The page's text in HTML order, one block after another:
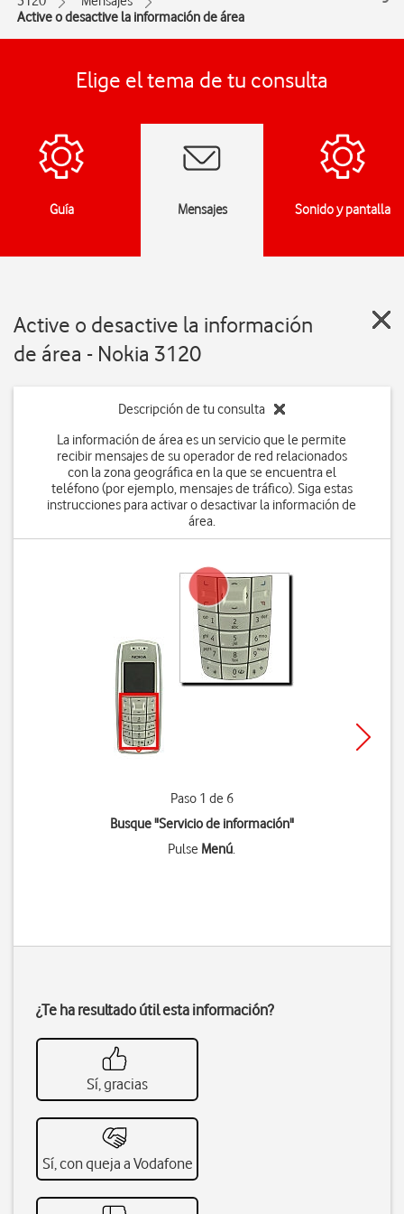
Active o desactive la información de área
Elige el tema de tu consulta
Guía Mensajes Sonido y pantalla
Active o desactive la información
de área - Nokia 3120
Descripción de tu consulta
La información de área es un servicio que le permite
recibir mensajes de su operador de red relacionados
con la zona geográfica en la que se encuentra el
teléfono (por ejemplo, mensajes de tráfico). Siga estas
instrucciones para activar o desactivar la información de
área.
Paso 1 de 6
Busque "Servicio de información"
Pulse Menú.
¿Te ha resultado útil esta información?
Sí, gracias
Sí, con queja a Vodafone